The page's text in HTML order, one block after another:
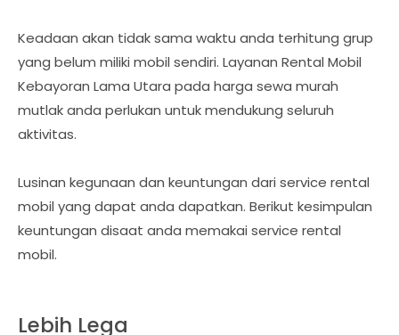
Keadaan akan tidak sama waktu anda terhitung grup
yang belum miliki mobil sendiri. Layanan Rental Mobil
Kebayoran Lama Utara pada harga sewa murah
mutlak anda perlukan untuk mendukung seluruh
aktivitas.
Lusinan kegunaan dan keuntungan dari service rental
mobil yang dapat anda dapatkan. Berikut kesimpulan
keuntungan disaat anda memakai service rental
mobil.
Lebih Lega